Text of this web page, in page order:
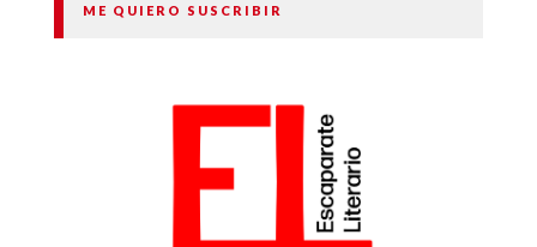
ME QUIERO SUSCRIBIR